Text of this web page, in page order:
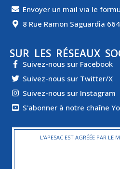
Envoyer un mail via le
8 Rue Ramon Saguardia
SUR LES RÉSEAUX
Suivez-nous sur Facebook
Suivez-nous sur Twitter/X
Suivez-nous sur Instagram
S'abonner à notre chaîne
L'APESAC EST AGRÉÉE PAR LE